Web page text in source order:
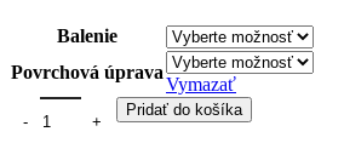
Balenie
Povrchová úprava
Vymazať
Pridať do košíka